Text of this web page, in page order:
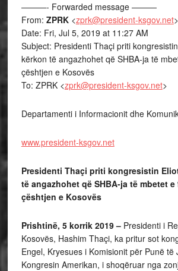
———- Forwarded message ———
From: ZPRK<zprk@president-ksgov.net>
Date: Fri, Jul 5, 2019 at 11:27 AM
Subject: Presidenti Thaçi priti
kërkon të angazhohet që SHBA-ja të
çështjen e Kosovës
To: ZPRK <zprk@president-ksgov.net>
Departamenti i Informacionit dhe
www.president-ksgov.net
Presidenti Thaçi priti kongresistin
të angazhohet që SHBA-ja të mbetet
çështjen e Kosovës
Prishtinë, 5 korrik 2019 – Presidenti i
Kosovës, Hashim Thaçi, ka pritur sot
Engel, Kryesues i Komisionit për Punë të
Kongresin Amerikan, i shoqëruar nga